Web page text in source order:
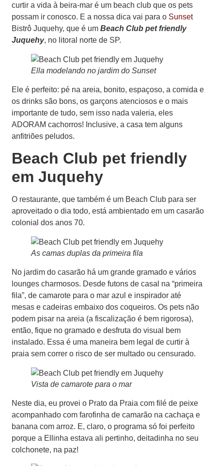
curtir a vida à beira-mar é um beach club que os pets
possam ir conosco. E a nossa dica vai para o Sunset
Bistrô Juquehy, que é um Beach Club pet friendly
Juquehy, no litoral norte de SP.
Ella modelando no jardim do Sunset
Ele é perfeito: pé na areia, bonito, espaçoso, a comida e
os drinks são bons, os garçons atenciosos e o mais
importante de tudo, sem isso nada valeria, eles
ADORAM cachorros! Inclusive, a casa tem alguns
anfitriões peludos.
Beach Club pet friendly
em Juquehy
O restaurante, que também é um Beach Club para ser
aproveitado o dia todo, está ambientado em um casarão
colonial dos anos 70.
As camas duplas da primeira fila
No jardim do casarão há um grande gramado e vários
lounges charmosos. Desde futons de casal na “primeira
fila”, de camarote para o mar azul e inspirador até
mesas e cadeiras embaixo dos coqueiros. Os pets não
podem pisar na areia (a fiscalização é bem rigorosa),
então, fique no gramado e desfruta do visual bem
instalado. Essa é uma maneira bem legal de curtir à
praia sem correr o risco de ser multado ou censurado.
Vista de camarote para o mar
Neste dia, eu provei o Prato da Praia com filé de peixe
acompanhado com farofinha de camarão na cachaça e
banana com arroz. E, claro, o programa só foi perfeito
porque a Ellinha estava ali pertinho, deitadinha no seu
colchonete, na paz!